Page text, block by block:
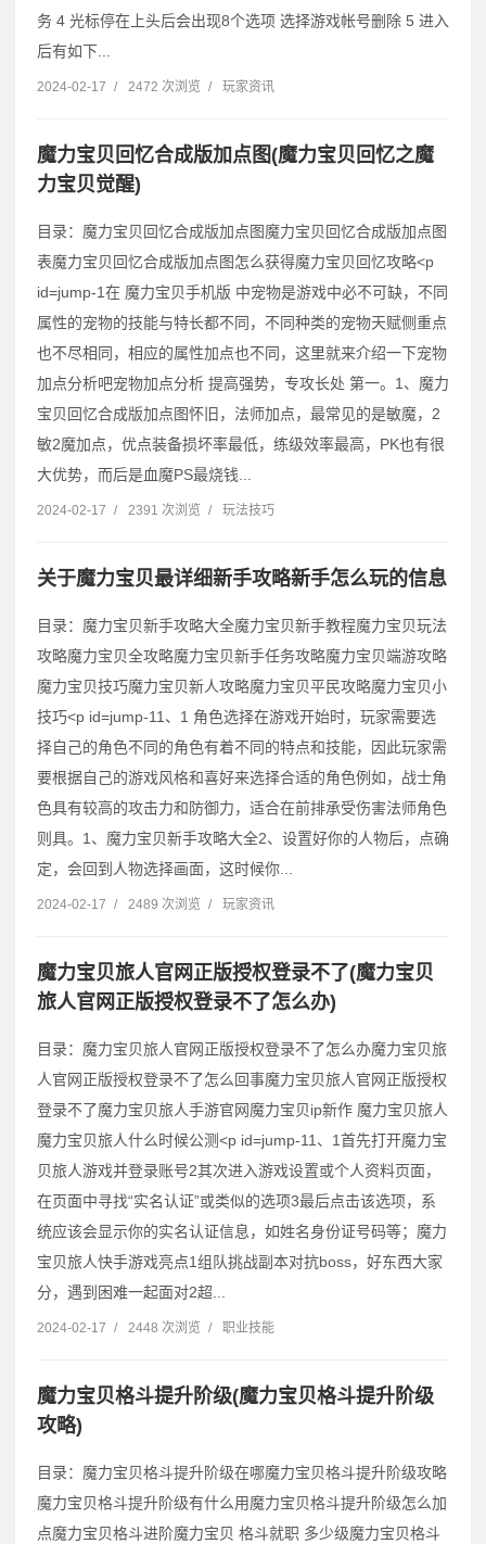
务 4 光标停在上头后会出现8个选项 选择游戏帐号删除 5 进入
后有如下...
2024-02-17 / 2472 次浏览 / 玩家资讯
魔力宝贝回忆合成版加点图(魔力宝贝回忆之魔
力宝贝觉醒)
目录：魔力宝贝回忆合成版加点图魔力宝贝回忆合成版加点图
表魔力宝贝回忆合成版加点图怎么获得魔力宝贝回忆攻略˂p
id=jump-1在 魔力宝贝手机版 中宠物是游戏中必不可缺，不同
属性的宠物的技能与特长都不同，不同种类的宠物天赋侧重点
也不尽相同，相应的属性加点也不同，这里就来介绍一下宠物
加点分析吧宠物加点分析 提高强势，专攻长处 第一。1、魔力
宝贝回忆合成版加点图怀旧，法师加点，最常见的是敏魔，2
敏2魔加点，优点装备损坏率最低，练级效率最高，PK也有很
大优势，而后是血魔PS最烧钱...
2024-02-17 / 2391 次浏览 / 玩法技巧
关于魔力宝贝最详细新手攻略新手怎么玩的信息
目录：魔力宝贝新手攻略大全魔力宝贝新手教程魔力宝贝玩法
攻略魔力宝贝全攻略魔力宝贝新手任务攻略魔力宝贝端游攻略
魔力宝贝技巧魔力宝贝新人攻略魔力宝贝平民攻略魔力宝贝小
技巧˂p id=jump-11、1 角色选择在游戏开始时，玩家需要选
择自己的角色不同的角色有着不同的特点和技能，因此玩家需
要根据自己的游戏风格和喜好来选择合适的角色例如，战士角
色具有较高的攻击力和防御力，适合在前排承受伤害法师角色
则具。1、魔力宝贝新手攻略大全2、设置好你的人物后，点确
定，会回到人物选择画面，这时候你...
2024-02-17 / 2489 次浏览 / 玩家资讯
魔力宝贝旅人官网正版授权登录不了(魔力宝贝
旅人官网正版授权登录不了怎么办)
目录：魔力宝贝旅人官网正版授权登录不了怎么办魔力宝贝旅
人官网正版授权登录不了怎么回事魔力宝贝旅人官网正版授权
登录不了魔力宝贝旅人手游官网魔力宝贝ip新作 魔力宝贝旅人
魔力宝贝旅人什么时候公测˂p id=jump-11、1首先打开魔力宝
贝旅人游戏并登录账号2其次进入游戏设置或个人资料页面，
在页面中寻找“实名认证”或类似的选项3最后点击该选项，系
统应该会显示你的实名认证信息，如姓名身份证号码等；魔力
宝贝旅人快手游戏亮点1组队挑战副本对抗boss，好东西大家
分，遇到困难一起面对2超...
2024-02-17 / 2448 次浏览 / 职业技能
魔力宝贝格斗提升阶级(魔力宝贝格斗提升阶级
攻略)
目录：魔力宝贝格斗提升阶级在哪魔力宝贝格斗提升阶级攻略
魔力宝贝格斗提升阶级有什么用魔力宝贝格斗提升阶级怎么加
点魔力宝贝格斗进阶魔力宝贝 格斗就职 多少级魔力宝贝格斗